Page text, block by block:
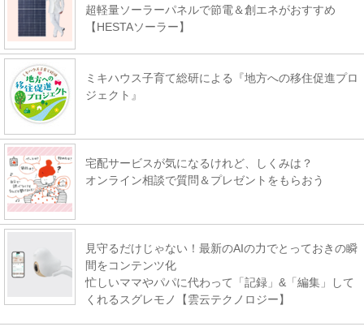
超軽量ソーラーパネルで節電＆創エネがおすすめ
【HESTAソーラー】
ミキハウス子育て総研による『地方への移住促進プロ
ジェクト』
宅配サービスが気になるけれど、しくみは？
オンライン相談で質問＆プレゼントをもらおう
見守るだけじゃない！最新のAIの力でとっておきの瞬
間をコンテンツ化
忙しいママやパパに代わって「記録」&「編集」して
くれるスグレモノ【雲云テクノロジー】